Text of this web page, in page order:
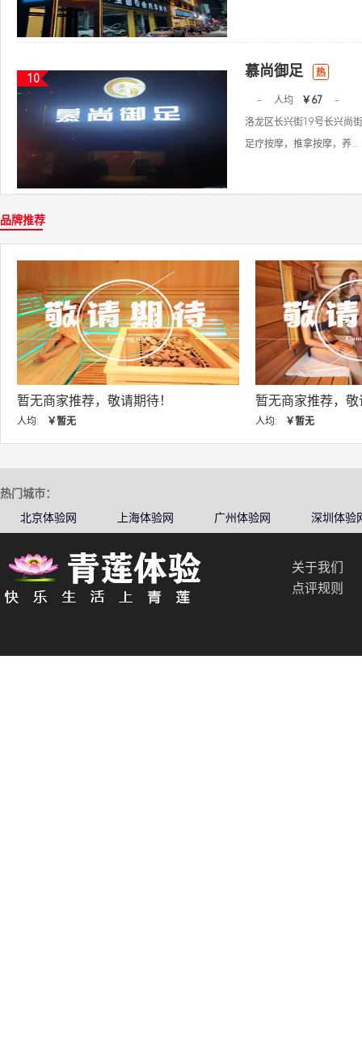
10 慕尚御足 热
- 人均 ￥67
-
洛龙区长兴街19号长兴尚
足疗按摩，推拿按摩，养...
品牌推荐
暂无商家推荐，敬请期待！
人均:
暂无商家推
人均:
热门城市：
北京体验网
上海体验网 广州体验网 深圳体验
关于我们
点评规则